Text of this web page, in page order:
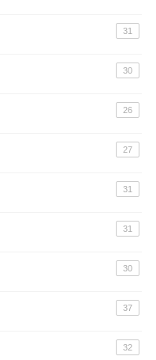
31
30
26
27
31
31
30
37
32